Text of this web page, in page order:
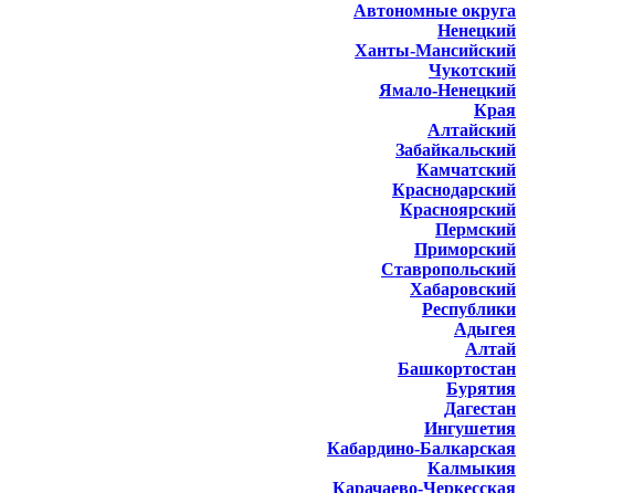
Автономные округа
Ненецкий
Ханты-Мансийский
Чукотский
Ямало-Ненецкий
Края
Алтайский
Забайкальский
Камчатский
Краснодарский
Красноярский
Пермский
Приморский
Ставропольский
Хабаровский
Республики
Адыгея
Алтай
Башкортостан
Бурятия
Дагестан
Ингушетия
Кабардино-Балкарская
Калмыкия
Карачаево-Черкесская